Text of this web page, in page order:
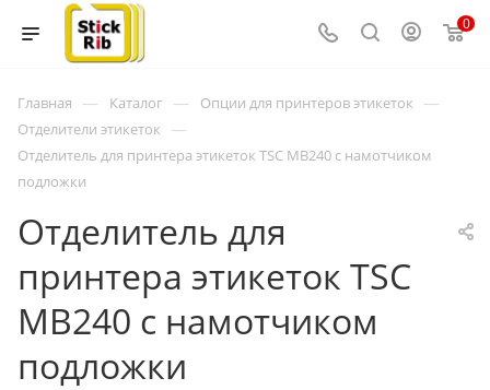
0
Главная — Каталог — Опции для принтеров этикеток —
Отделители этикеток —
Отделитель для принтера этикеток TSC MB240 с намотчиком
подложки
Отделитель для
принтера этикеток TSC
MB240 с намотчиком
подложки